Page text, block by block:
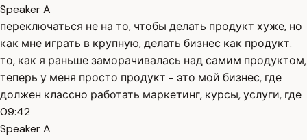
Speaker A
переключаться не на то, чтобы делать продукт хуже, но
как мне играть в крупную, делать бизнес как продукт.
то, как я раньше заморачивалась над самим продуктом,
теперь у меня просто продукт - это мой бизнес, где
должен классно работать маркетинг, курсы, услуги, где
09:42
Speaker A